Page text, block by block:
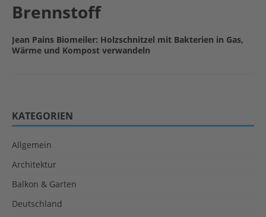
Brennstoff
Jean Pains Biomeiler: Holzschnitzel mit Bakterien in Gas,
Wärme und Kompost verwandeln
KATEGORIEN
Allgemein
Architektur
Balkon & Garten
Deutschland